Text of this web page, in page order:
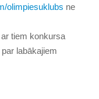
olimpiesuklubs ne
tiem konkursa
labākajiem